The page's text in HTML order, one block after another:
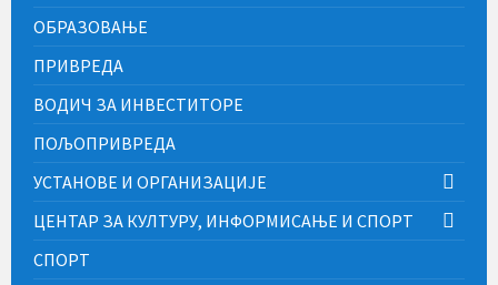
ОБРАЗОВАЊЕ
ПРИВРЕДА
ВОДИЧ ЗА ИНВЕСТИТОРЕ
ПОЉОПРИВРЕДА
УСТАНОВЕ И ОРГАНИЗАЦИЈЕ
ЦЕНТАР ЗА КУЛТУРУ, ИНФОРМИСАЊЕ И СПОРТ
СПОРТ